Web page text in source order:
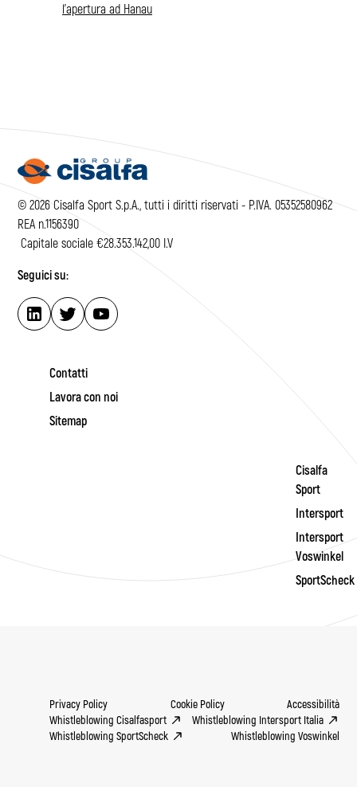
l’apertura ad Hanau
© 2026 Cisalfa Sport S.p.A., tutti i diritti riservati - P.IVA. 05352580962
REA n.1156390
Capitale sociale €28.353.142,00 I.V
Seguici su:
Contatti
Lavora con noi
Sitemap
Cisalfa
Sport
Intersport
Intersport
Voswinkel
SportScheck
Privacy Policy Cookie Policy
Accessibilità
Whistleblowing Cisalfasport
Whistleblowing Intersport Italia
Whistleblowing SportScheck
Whistleblowing Voswinkel